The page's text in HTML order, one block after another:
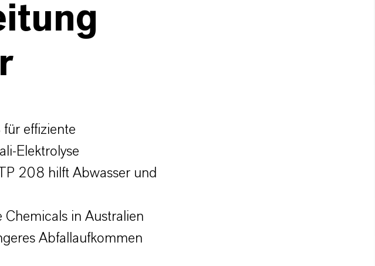
für effiziente
Elektrolyse
208 hilft Abwasser und
Chemicals in Australien
Abfallaufkommen